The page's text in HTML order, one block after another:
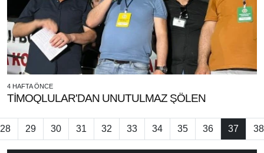
4 HAFTA ÖNCE
TİMOQLULAR'DAN UNUTULMAZ ŞÖLEN
28 29 30 31 32 33 34 35 36 37 38